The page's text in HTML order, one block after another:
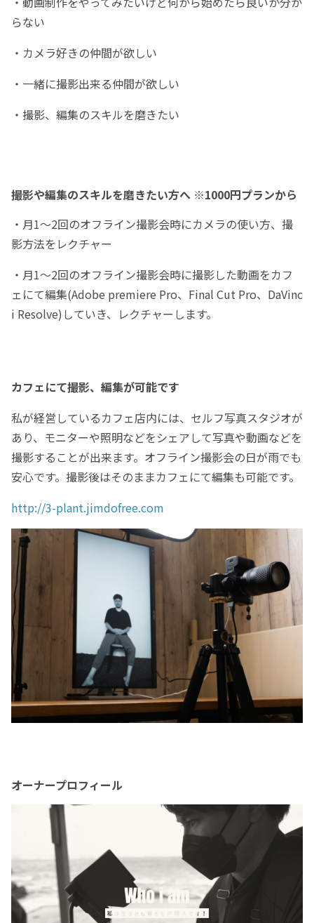
らない
・カメラ好きの仲間が欲しい
・一緒に撮影出来る仲間が欲しい
・撮影、編集のスキルを磨きたい
撮影や編集のスキルを磨きたい方へ ※1000円プランから
・月1〜2回のオフライン撮影会時にカメラの使い方、撮
影方法をレクチャー
・月1〜2回のオフライン撮影会時に撮影した動画をカフ
ェにて編集(Adobe premiere Pro、Final Cut Pro、DaVinc
i Resolve)していき、レクチャーします。
カフェにて撮影、編集が可能です
私が経営しているカフェ店内には、セルフ写真スタジオが
あり、モニターや照明などをシェアして写真や動画などを
撮影することが出来ます。オフライン撮影会の日が雨でも
安心です。撮影後はそのままカフェにて編集も可能です。
http://3-plant.jimdofree.com
オーナープロフィール